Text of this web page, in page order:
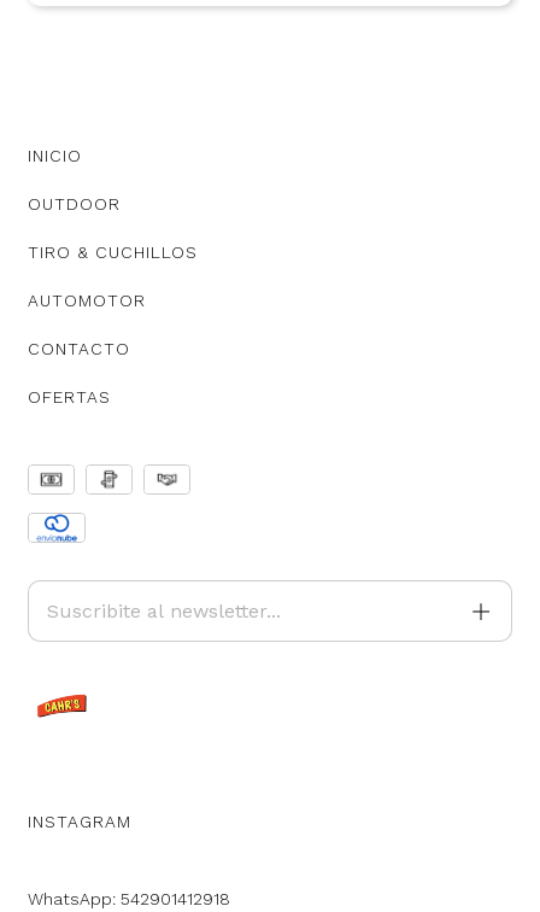
INICIO
OUTDOOR
TIRO & CUCHILLOS
AUTOMOTOR
CONTACTO
OFERTAS
INSTAGRAM
WhatsApp: 542901412918